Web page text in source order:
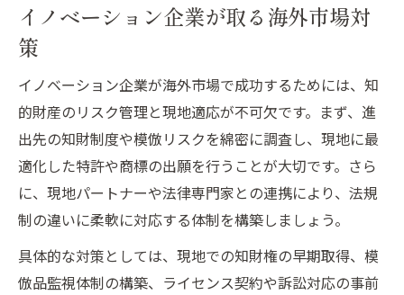
イノベーション企業が取る海外市場対
策
イノベーション企業が海外市場で成功するためには、知
的財産のリスク管理と現地適応が不可欠です。まず、進
出先の知財制度や模倣リスクを綿密に調査し、現地に最
適化した特許や商標の出願を行うことが大切です。さら
に、現地パートナーや法律専門家との連携により、法規
制の違いに柔軟に対応する体制を構築しましょう。
具体的な対策としては、現地での知財権の早期取得、模
倣品監視体制の構築、ライセンス契約や訴訟対応の事前